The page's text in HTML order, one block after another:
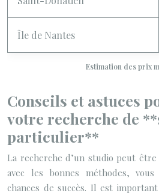
Estimation des prix
Île de Nantes
Conseils et astuces
votre recherche de
particulier**
La recherche d’un studio peut
avec les bonnes méthodes,
chances de succès. Il est